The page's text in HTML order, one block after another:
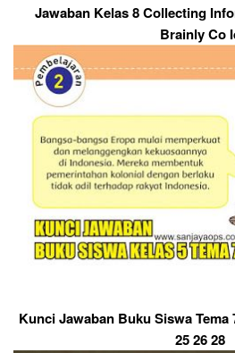
Jawaban Kelas 8 Collecting
Brainly Co
Kunci Jawaban Buku Siswa Tema
25 26 28